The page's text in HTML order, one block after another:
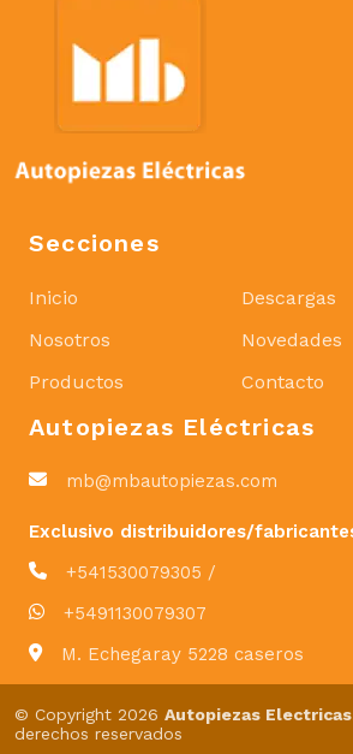
Secciones
Inicio
Nosotros
Productos
Descargas
Novedades
Contacto
Autopiezas Eléctricas
mb@mbautopiezas.com
Exclusivo distribuidores/
+541530079305 /
+5491130079307
M. Echegaray 5228 caseros
© Copyright 2026 Autopiezas Electricas
derechos reservados